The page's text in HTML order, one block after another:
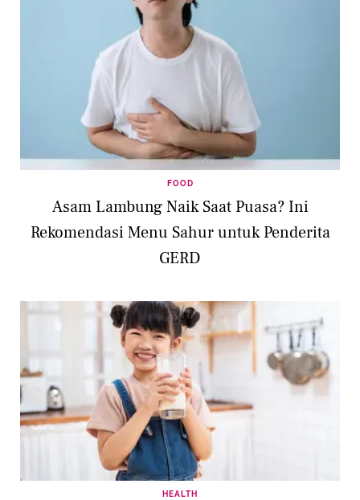
FOOD
Asam Lambung Naik Saat Puasa? Ini
Rekomendasi Menu Sahur untuk Penderita
GERD
HEALTH